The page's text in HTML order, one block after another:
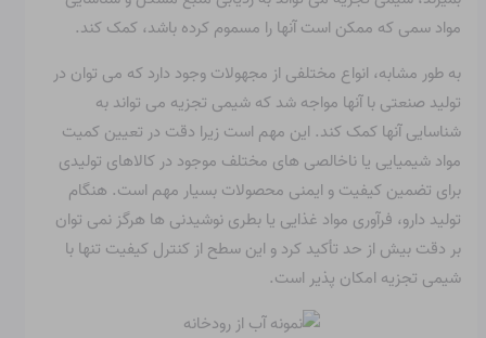
مواد سمی که ممکن است آنها را مسموم کرده باشد، کمک کند.
به طور مشابه، انواع مختلفی از مجهولات وجود دارد که می توان در
تولید صنعتی با آنها مواجه شد که شیمی تجزیه می تواند به
شناسایی آنها کمک کند. این مهم است زیرا دقت در تعیین کمیت
مواد شیمیایی یا ناخالصی های مختلف موجود در کالاهای تولیدی
برای تضمین کیفیت و ایمنی محصولات بسیار مهم است. هنگام
تولید دارو، فرآوری مواد غذایی یا بطری نوشیدنی ها هرگز نمی توان
بر دقت بیش از حد تأکید کرد و این سطح از کنترل کیفیت تنها با
شیمی تجزیه امکان پذیر است.